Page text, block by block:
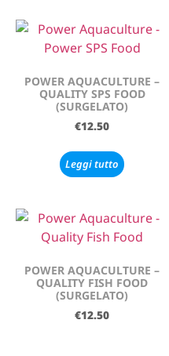
POWER AQUACULTURE –
QUALITY SPS FOOD
(SURGELATO)
€12.50
Leggi tutto
POWER AQUACULTURE –
QUALITY FISH FOOD
(SURGELATO)
€12.50